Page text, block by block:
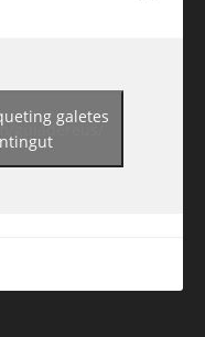
guiadereus/
galetes